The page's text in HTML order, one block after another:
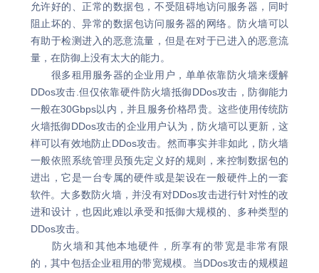
允许好的、正常的数据包，不受阻碍地访问服务器，同时
阻止坏的、异常的数据包访问服务器的网络。防火墙可以
有助于检测进入的恶意流量，但是在对于已进入的恶意流
量，在防御上没有太大的能力。
很多租用服务器的企业用户，单单依靠防火墙来缓解
DDos攻击.但仅依靠硬件防火墙抵御DDos攻击，防御能力
一般在30Gbps以内，并且服务价格昂贵。这些使用传统防
火墙抵御DDos攻击的企业用户认为，防火墙可以更新，这
样可以有效地防止DDos攻击。然而事实并非如此，防火墙
一般依照系统管理员预先定义好的规则，来控制数据包的
进出，它是一台专属的硬件或是架设在一般硬件上的一套
软件。大多数防火墙，并没有对DDos攻击进行针对性的改
进和设计，也因此难以承受和抵御大规模的、多种类型的
DDos攻击。
防火墙和其他本地硬件，所享有的带宽是非常有限
的，其中包括企业租用的带宽规模。当DDos攻击的规模超